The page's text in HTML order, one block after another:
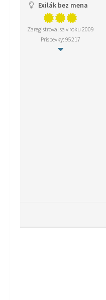
Exilák bez mena
Zaregistroval sa v roku 2009
Príspevky: 95217